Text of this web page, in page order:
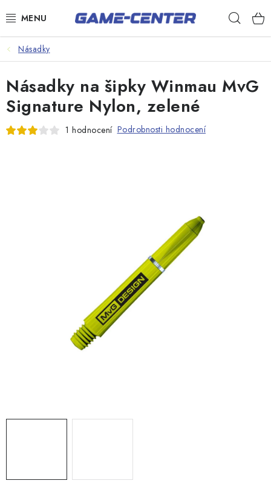
na
Šipky
Poker
Stolní fotbal
Násadky
Násadky na šipky Winmau MvG
Signature Nylon, zelené
1 hodnocení Podrobnosti hodnocení